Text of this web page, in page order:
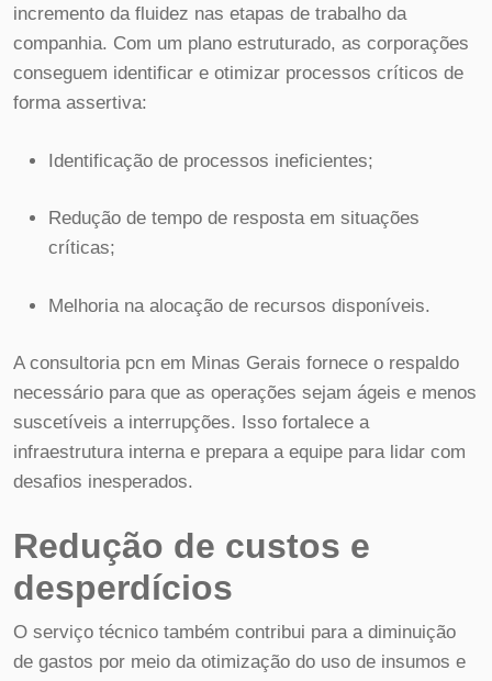
incremento da fluidez nas etapas de trabalho da
companhia. Com um plano estruturado, as corporações
conseguem identificar e otimizar processos críticos de
forma assertiva:
Identificação de processos ineficientes;
Redução de tempo de resposta em situações
críticas;
Melhoria na alocação de recursos disponíveis.
A consultoria pcn em Minas Gerais fornece o respaldo
necessário para que as operações sejam ágeis e menos
suscetíveis a interrupções. Isso fortalece a
infraestrutura interna e prepara a equipe para lidar com
desafios inesperados.
Redução de custos e
desperdícios
O serviço técnico também contribui para a diminuição
de gastos por meio da otimização do uso de insumos e